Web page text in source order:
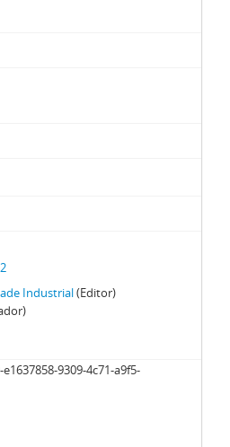
Industrial(Editor)
9309-4c71-a9f5-